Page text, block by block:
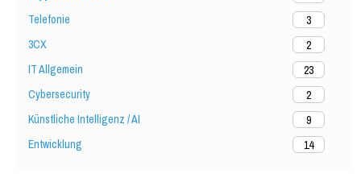
Telefonie
3
3CX
2
IT Allgemein
23
Cybersecurity
2
Künstliche Intelligenz / AI
9
Entwicklung
14